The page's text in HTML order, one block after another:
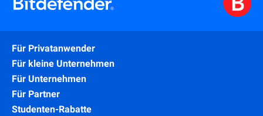
Für Privatanwender
Für kleine Unternehmen
Für Unternehmen
Für Partner
Studenten-Rabatte